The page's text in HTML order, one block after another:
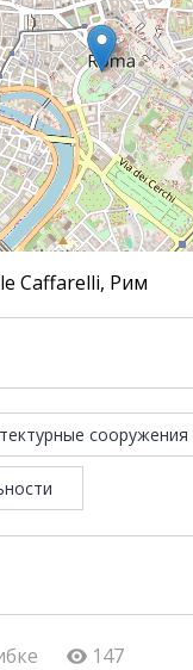
Caffarelli, Рим
сооружения
147